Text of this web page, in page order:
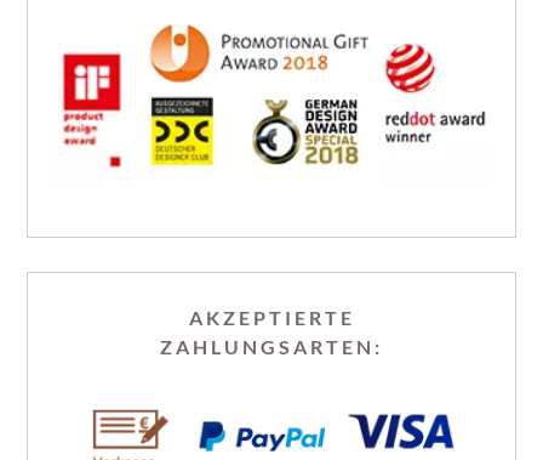
AKZEPTIERTE
ZAHLUNGSARTEN: